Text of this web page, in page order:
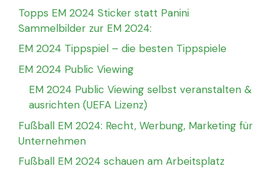
Topps EM 2024 Sticker statt Panini
Sammelbilder zur EM 2024:
EM 2024 Tippspiel – die besten Tippspiele
EM 2024 Public Viewing
EM 2024 Public Viewing selbst veranstalten &
ausrichten (UEFA Lizenz)
Fußball EM 2024: Recht, Werbung, Marketing für
Unternehmen
Fußball EM 2024 schauen am Arbeitsplatz